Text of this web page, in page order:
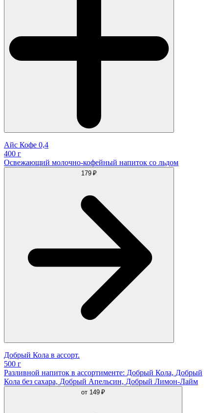
Айс Кофе 0,4
400 г
Освежающий молочно-кофейный напиток со льдом
179 ₽
Добрый Кола в ассорт.
500 г
Разливной напиток в ассортименте: Добрый Кола, Добрый
Кола без сахара, Добрый Апельсин, Добрый Лимон-Лайм
от 149 ₽